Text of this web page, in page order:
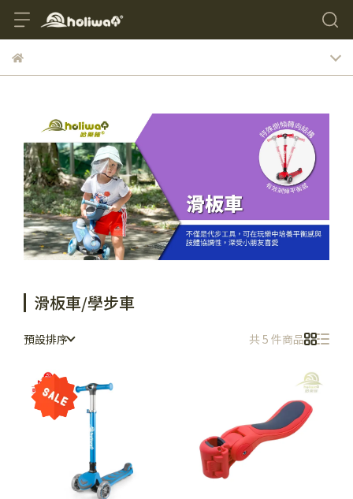
滑板車/學步車
預設排序 共 5 件商品